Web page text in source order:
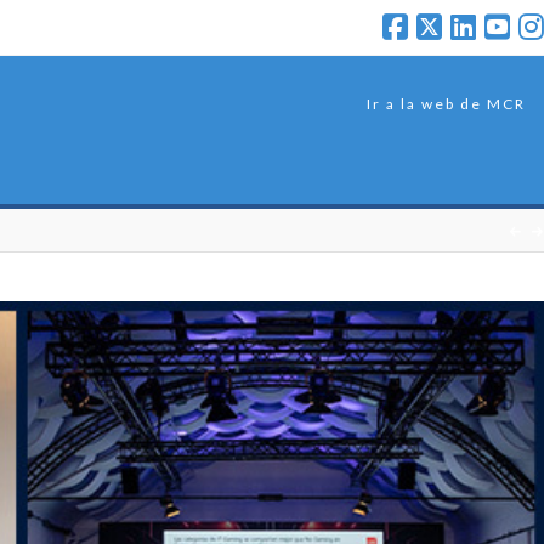
Ir a la web de MCR